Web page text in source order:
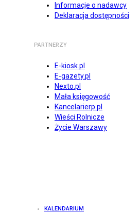
Informacje o nadawcy
Deklaracja dostępności
PARTNERZY
E-kiosk.pl
E-gazety.pl
Nexto.pl
Mała księgowość
Kancelarierp.pl
Wieści Rolnicze
Życie Warszawy
KALENDARIUM